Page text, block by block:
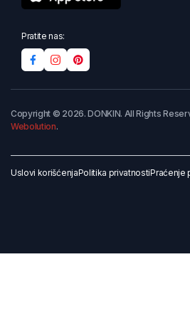
Pratite nas:
Copyright © 2026. DONKIN. All Rights
Webolution.
Uslovi korišćenjaPolitika privatnostiPraćenje